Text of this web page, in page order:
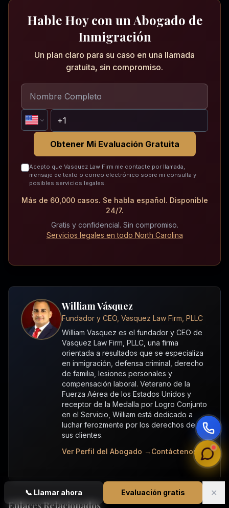
📞 Llamar ahora Evaluación gratis ✕
Hable Hoy con un Abogado de
Inmigración
Un plan claro para su caso en una llamada
gratuita, sin compromiso.
Obtener Mi Evaluación Gratuita
Acepto que Vasquez Law Firm me contacte por llamada,
mensaje de texto o correo electrónico sobre mi consulta y
posibles servicios legales.
Más de 60,000 casos. Se habla español. Disponible
24/7.
Gratis y confidencial. Sin compromiso.
Servicios legales en todo North Carolina
William Vásquez
Fundador y CEO, Vasquez Law Firm, PLLC
William Vasquez es el fundador y CEO de
Vasquez Law Firm, PLLC, una firma
orientada a resultados que se especializa
en inmigración, defensa criminal, derecho
de familia, lesiones personales y
compensación laboral. Veterano de la
Fuerza Aérea de los Estados Unidos y
receptor de la Medalla por Logro Conjunto
en el Servicio, William está dedicado a
luchar ferozmente por los derechos de
sus clientes.
Ver Perfil del Abogado → Contáctenos →
Enlaces Relacionados